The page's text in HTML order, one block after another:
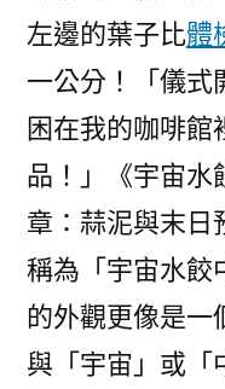
左邊的葉子比體
一公分！「儀式
困在我的咖啡館
品！」《宇宙水
章：蒜泥與末日
稱為「宇宙水餃
的外觀更像是一
與「宇宙」或「